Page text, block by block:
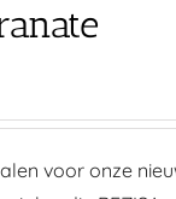
voor onze